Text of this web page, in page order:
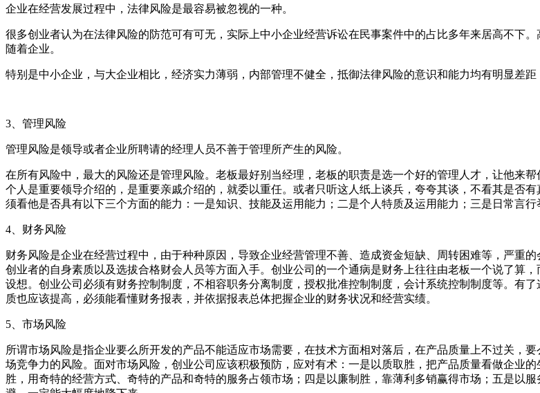
企业在经营发展过程中，法律风险是最容易被忽视的一种。
很多创业者认为在法律风险的防范可有可无，实际上中小企业经营诉讼在民事案件中的占比多年来居高不下
随着企业。
特别是中小企业，与大企业相比，经济实力薄弱，内部管理不健全，抵御法律风险的意识和能力均有明显差距
3、管理风险
管理风险是领导或者企业所聘请的经理人员不善于管理所产生的风险。
在所有风险中，最大的风险还是管理风险。老板最好别当经理，老板的职责是选一个好的管理人才，让他来
个人是重要领导介绍的，是重要亲戚介绍的，就委以重任。或者只听这人纸上谈兵，夸夸其谈，不看其是否
须看他是否具有以下三个方面的能力：一是知识、技能及运用能力；二是个人特质及运用能力；三是日常言
4、财务风险
财务风险是企业在经营过程中，由于种种原因，导致企业经营管理不善、造成资金短缺、周转困难等，严重
创业者的自身素质以及选拔合格财会人员等方面入手。创业公司的一个通病是财务上往往由老板一个说了算
设想。创业公司必须有财务控制制度，不相容职务分离制度，授权批准控制制度，会计系统控制制度等。有
质也应该提高，必须能看懂财务报表，并依据报表总体把握企业的财务状况和经营实绩。
5、市场风险
所谓市场风险是指企业要么所开发的产品不能适应市场需要，在技术方面相对落后，在产品质量上不过关，
场竞争力的风险。面对市场风险，创业公司应该积极预防，应对有术：一是以质取胜，把产品质量看做企业
胜，用奇特的经营方式、奇特的产品和奇特的服务占领市场；四是以廉制胜，靠薄利多销赢得市场；五是以